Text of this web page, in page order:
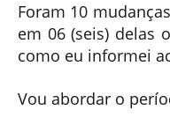
Foram 10
em 06 (seis) delas
como eu informei
Vou abordar o